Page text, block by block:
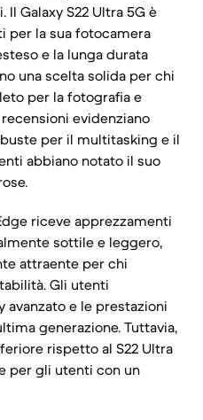
Galaxy S22 Ultra 5G è
per la sua fotocamera
e la lunga durata
una scelta solida per chi
per la fotografia e
evidenziano
per il multitasking e il
abbiano notato il suo
riceve apprezzamenti
sottile e leggero,
attraente per chi
Gli utenti
avanzato e le prestazioni
generazione. Tuttavia,
rispetto al S22 Ultra
per gli utenti con un